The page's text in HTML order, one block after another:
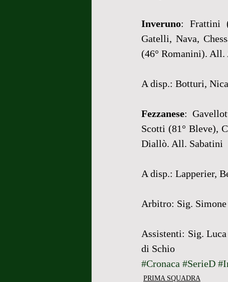
Inveruno: Frattini
Gatelli, Nava,
(46° Romanini). All.
A disp.: Botturi,
Fezzanese:
Scotti (81° Bleve),
Diallò. All. Sabatini
A disp.: Lapperier,
Arbitro: Sig.
Assistenti: Sig.
di Schio
#Cronaca #SerieD
PRIMA SQUADRA